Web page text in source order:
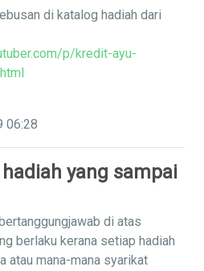
di katalog hadiah dari
p/kredit-ayu-
06:28
yang sampai
di atas
berlaku kerana setiap hadiah
atau mana-mana syarikat